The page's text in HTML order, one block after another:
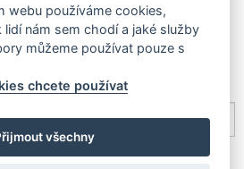
očami Melity Gwerkovej"
webu používáme cookies,
nám sem chodí a jaké služby
můžeme používat pouze s
chcete používat
všechny